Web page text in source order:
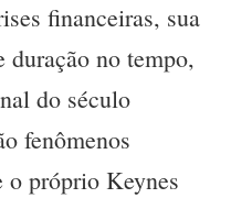
financeiras, sua
duração no tempo,
do século
fenômenos
o próprio Keynes